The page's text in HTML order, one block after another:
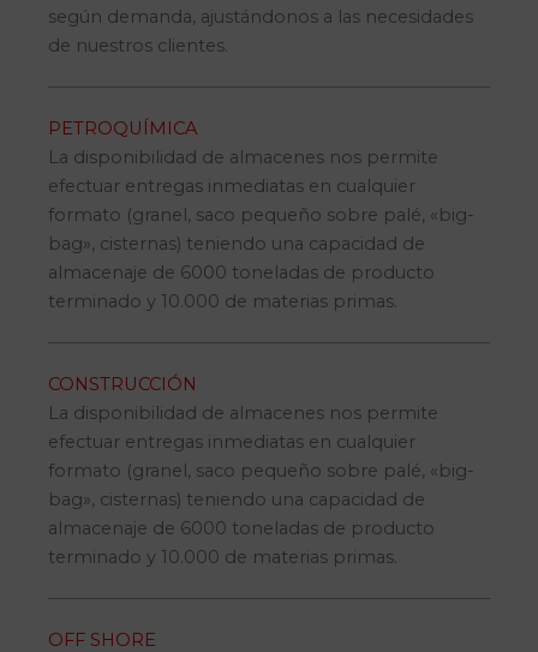
según demanda, ajustándonos a las necesidades
de nuestros clientes.
PETROQUÍMICA
La disponibilidad de almacenes nos permite
efectuar entregas inmediatas en cualquier
formato (granel, saco pequeño sobre palé, «big-
bag», cisternas) teniendo una capacidad de
almacenaje de 6000 toneladas de producto
terminado y 10.000 de materias primas.
CONSTRUCCIÓN
La disponibilidad de almacenes nos permite
efectuar entregas inmediatas en cualquier
formato (granel, saco pequeño sobre palé, «big-
bag», cisternas) teniendo una capacidad de
almacenaje de 6000 toneladas de producto
terminado y 10.000 de materias primas.
OFF SHORE